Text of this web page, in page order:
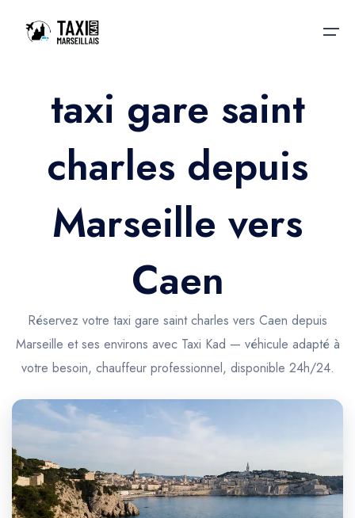
Accueil
Nos services
Nos services
Trajet Gare SNCF
Trajet Port croisière
Trajet Santé
Trajet Longue Distance
Réservation
Actualités & évènements
Contactez-nous
taxi gare saint
charles depuis
Marseille vers
Caen
Réservez votre taxi gare saint charles vers Caen depuis
Marseille et ses environs avec Taxi Kad — véhicule adapté à
votre besoin, chauffeur professionnel, disponible 24h/24.